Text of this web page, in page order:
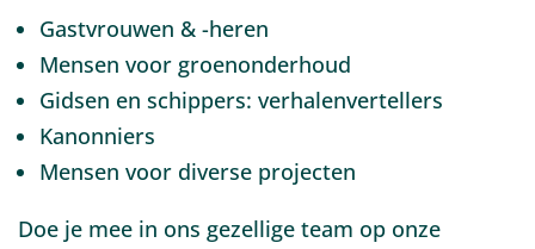
Gastvrouwen & -heren
Mensen voor groenonderhoud
Gidsen en schippers: verhalenvertellers
Kanonniers
Mensen voor diverse projecten
Doe je mee in ons gezellige team op onze